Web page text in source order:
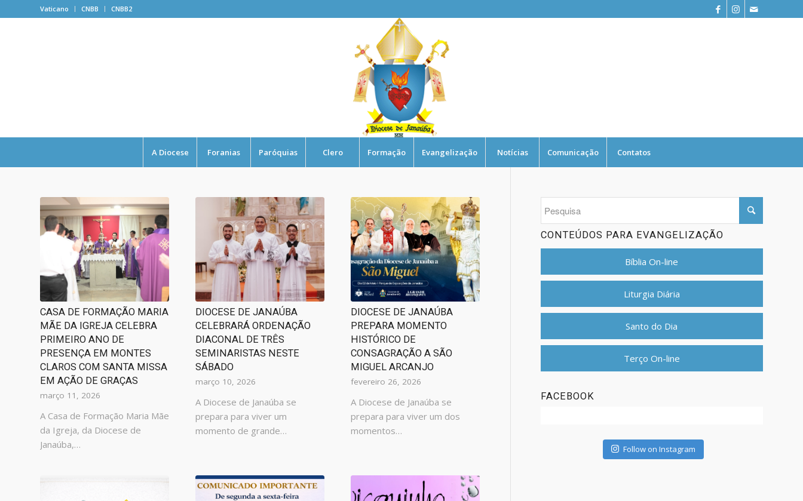
Vaticano CNBB CNBB2
A Diocese Foranias Paróquias Clero Formação Evangelização Notícias Comunicação Contatos
CASA DE FORMAÇÃO MARIA
MÃE DA IGREJA CELEBRA
PRIMEIRO ANO DE
PRESENÇA EM MONTES
CLAROS COM SANTA MISSA
EM AÇÃO DE GRAÇAS
março 11, 2026
A Casa de Formação Maria Mãe
da Igreja, da Diocese de
Janaúba,…
DIOCESE DE JANAÚBA
CELEBRARÁ ORDENAÇÃO
DIACONAL DE TRÊS
SEMINARISTAS NESTE
SÁBADO
março 10, 2026
A Diocese de Janaúba se
prepara para viver um
momento de grande…
DIOCESE DE JANAÚBA
PREPARA MOMENTO
HISTÓRICO DE
CONSAGRAÇÃO A SÃO
MIGUEL ARCANJO
fevereiro 26, 2026
A Diocese de Janaúba se
prepara para viver um dos
momentos…
CONTEÚDOS PARA EVANGELIZAÇÃO
Bíblia On-line
Liturgia Diária
Santo do Dia
Terço On-line
FACEBOOK
Follow on Instagram